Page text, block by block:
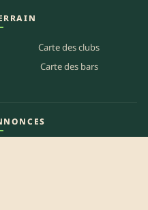
Carte des clubs
Carte des bars